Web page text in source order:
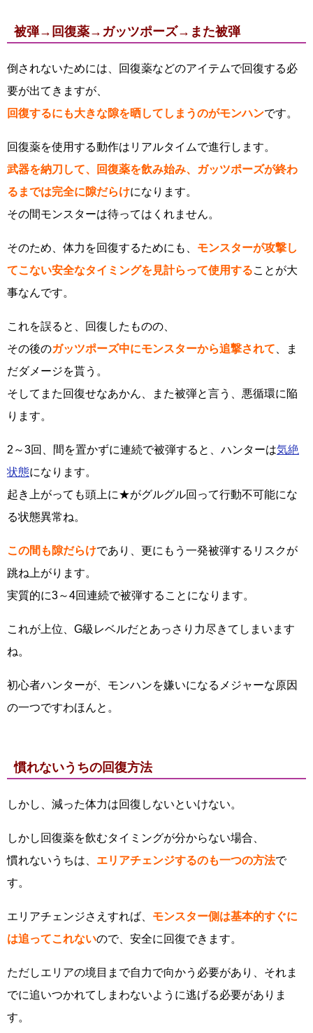
被弾→回復薬→ガッツポーズ→また被弾
倒されないためには、回復薬などのアイテムで回復する必
要が出てきますが、
回復するにも大きな隙を晒してしまうのがモンハンです。
回復薬を使用する動作はリアルタイムで進行します。
武器を納刀して、回復薬を飲み始み、ガッツポーズが終わ
るまでは完全に隙だらけになります。
その間モンスターは待ってはくれません。
そのため、体力を回復するためにも、 モンスターが攻撃し
てこない安全なタイミングを見計らって使用することが大
事なんです。
これを誤ると、回復したものの、
その後のガッツポーズ中にモンスターから追撃されて 、ま
だダメージを貰う。
そしてまた回復せなあかん、また被弾と言う、悪循環に陥
ります。
2～3回、間を置かずに連続で被弾すると、ハンターは気絶
状態になります。
起き上がっても頭上に★がグルグル回って行動不可能にな
る状態異常ね。
この間も隙だらけであり、更にもう一発被弾するリスクが
跳ね上がります。
実質的に3～4回連続で被弾することになります。
これが上位、G級レベルだとあっさり力尽きてしまいます
ね。
初心者ハンターが、モンハンを嫌いになるメジャーな原因
の一つですわほんと。
慣れないうちの回復方法
しかし、減った体力は回復しないといけない。
しかし回復薬を飲むタイミングが分からない場合、
慣れないうちは、 エリアチェンジするのも一つの方法で
す。
エリアチェンジさえすれば、 モンスター側は基本的すぐに
は追ってこれないので、安全に回復できます。
ただしエリアの境目まで自力で向かう必要があり、それま
でに追いつかれてしまわないように逃げる必要がありま
す。